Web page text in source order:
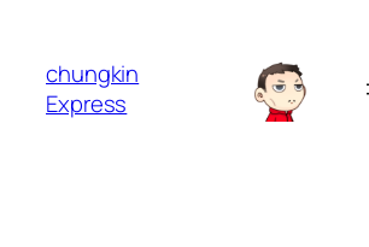
chungkin
Express